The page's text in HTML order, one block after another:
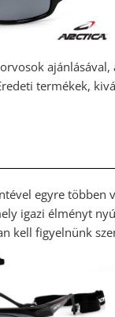
termékek,
egyre többen
igazi élményt
kell figyelnünk